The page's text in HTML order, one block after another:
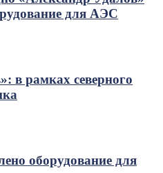
для АЭС
в рамках северного
оборудование для